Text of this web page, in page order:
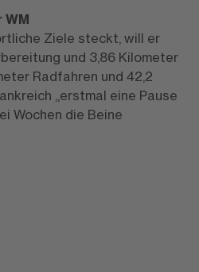
WM
Ziele steckt, will er
und 3,86 Kilometer
Radfahren und 42,2
„erstmal eine Pause
Wochen die Beine